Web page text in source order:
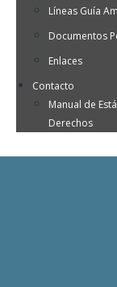
Líneas Guía
Documentos
Enlaces
Contacto
Manual de
Derechos